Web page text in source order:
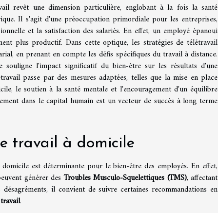
revêt une dimension particulière, englobant à la fois la santé
Il s'agit d'une préoccupation primordiale pour les entreprises,
et la satisfaction des salariés. En effet, un employé épanoui
plus productif. Dans cette optique, les stratégies de télétravail
en prenant en compte les défis spécifiques du travail à distance.
souligne l'impact significatif du bien-être sur les résultats d'une
passe par des mesures adaptées, telles que la mise en place
le soutien à la santé mentale et l'encouragement d'un équilibre
dans le capital humain est un vecteur de succès à long terme
travail à domicile
est déterminante pour le bien-être des employés. En effet,
générer desTroubles Musculo-Squelettiques (TMS), affectant
il convient de suivre certaines recommandations en
.